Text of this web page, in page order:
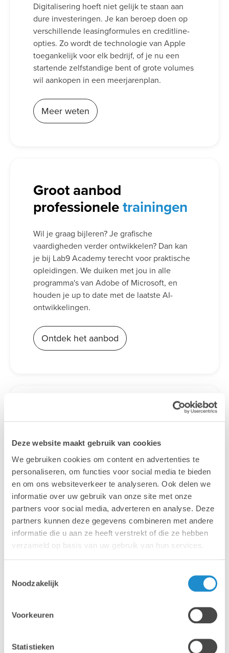
Deze website maakt gebruik van cookies
We gebruiken cookies om content en advertenties te
personaliseren, om functies voor social media te bieden
en om ons websiteverkeer te analyseren. Ook delen we
informatie over uw gebruik van onze site met onze
partners voor social media, adverteren en analyse. Deze
partners kunnen deze gegevens combineren met andere
informatie die u aan ze heeft verstrekt of die ze hebben
verzameld op basis van uw gebruik van hun services.
Noodzakelijk
Voorkeuren
Statistieken
Digitalisering hoeft niet gelijk te staan aan
dure investeringen. Je kan beroep doen op
verschillende leasingformules en creditline-
opties. Zo wordt de technologie van Apple
toegankelijk voor elk bedrijf, of je nu een
startende zelfstandige bent of grote volumes
wil aankopen in een meerjarenplan.
Meer weten
Groot aanbod
professioneletrainingen
Wil je graag bijleren? Je grafische
vaardigheden verder ontwikkelen? Dan kan
je bij Lab9 Academy terecht voor praktische
opleidingen. We duiken met jou in alle
programma's van Adobe of Microsoft, en
houden je up to date met de laatste AI-
ontwikkelingen.
Ontdek het aanbod
Gratiswebinars &
Wil je meer weten over een onderwerp of
word je graag geïnspireerd? Wil je eens
vrijblijvend kennismaken met onze
specialisten? Schrijf je in voor een van onze
gratis webinars en evenementen of kom ons
een bezoekje brengen op een vakbeurs bij
jou in de buurt.